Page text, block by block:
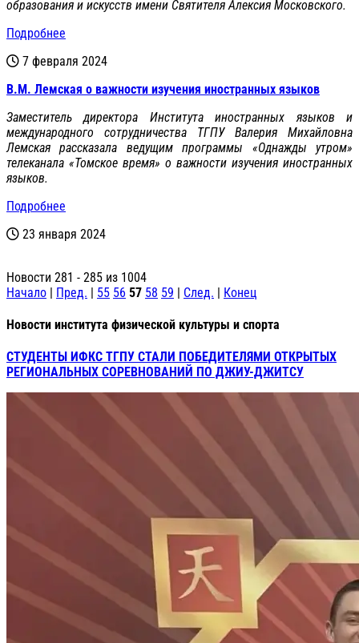
образования и искусств имени Святителя Алексия Московского.
Подробнее
7 февраля 2024
В.М. Лемская о важности изучения иностранных языков
Заместитель директора Института иностранных языков и
международного сотрудничества ТГПУ Валерия Михайловна
Лемская рассказала ведущим программы «Однажды утром»
телеканала «Томское время» о важности изучения иностранных
языков.
Подробнее
23 января 2024
Новости 281 - 285 из 1004
Начало | Пред. | 55 56 57 58 59 | След. | Конец
Новости института физической культуры и спорта
СТУДЕНТЫ ИФКС ТГПУ СТАЛИ ПОБЕДИТЕЛЯМИ ОТКРЫТЫХ
РЕГИОНАЛЬНЫХ СОРЕВНОВАНИЙ ПО ДЖИУ-ДЖИТСУ